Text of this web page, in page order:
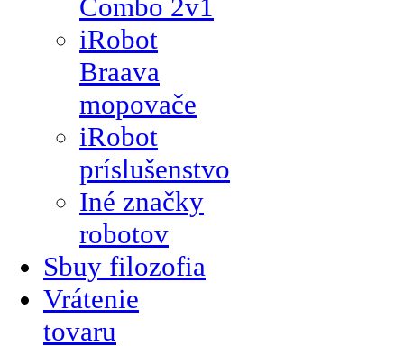
Combo 2v1
iRobot
Braava
mopovače
iRobot
príslušenstvo
Iné značky
robotov
Sbuy filozofia
Vrátenie
tovaru